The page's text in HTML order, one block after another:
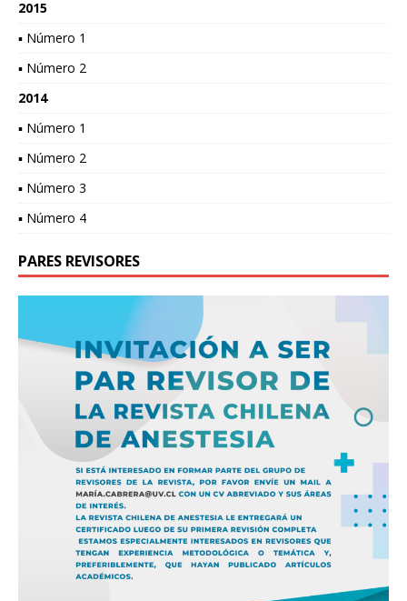
2015
▪ Número 1
▪ Número 2
2014
▪ Número 1
▪ Número 2
▪ Número 3
▪ Número 4
PARES REVISORES